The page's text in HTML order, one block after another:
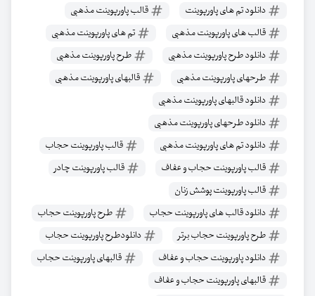
دانلود تم های پاورپوینت
قالب پاورپوینت مذهبی
قالب های پاورپوینت مذهبی
تم های پاورپوینت مذهبی
دانلود طرح پاورپوینت مذهبی
طرح پاورپوینت مذهبی
طرحهای پاورپوینت مذهبی
قالبهای پاورپوینت مذهبی
دانلود قالبهای پاورپوینت مذهبی
دانلود طرحهای پاورپوینت مذهبی
دانلود تم های پاورپوینت مذهبی
قالب پاورپوینت حجاب
قالب پاورپوینت حجاب و عفاف
قالب پاورپوینت چادر
قالب پاورپوینت پوشش زنان
دانلود قالب های پاورپوینت حجاب
طرح پاورپوینت حجاب
طرح پاورپوینت حجاب برتر
دانلودطرح پاورپوینت حجاب
دانلود پاورپوینت حجاب و عفاف
قالبهای پاورپوینت حجاب
قالبهای پاورپوینت حجاب و عفاف